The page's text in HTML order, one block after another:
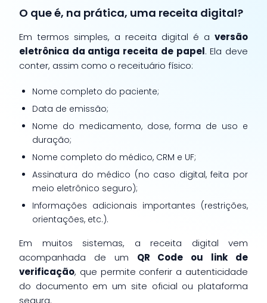
O que é, na prática, uma receita digital?
Em termos simples, a receita digital é a versão
eletrônica da antiga receita de papel. Ela deve
conter, assim como o receituário físico:
Nome completo do paciente;
Data de emissão;
Nome do medicamento, dose, forma de uso e
duração;
Nome completo do médico, CRM e UF;
Assinatura do médico (no caso digital, feita por
meio eletrônico seguro);
Informações adicionais importantes (restrições,
orientações, etc.).
Em muitos sistemas, a receita digital vem
acompanhada de um QR Code ou link de
verificação, que permite conferir a autenticidade
do documento em um site oficial ou plataforma
segura.